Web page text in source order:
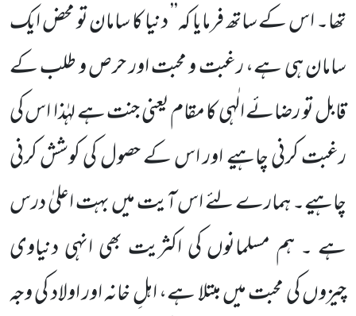
تھا۔ اس کے ساتھ فرمایا کہ’’ دنیا کا سامان تو محض ایک
سامان ہی ہے، رغبت و محبت اور حرص و طلب کے
قابل تو رضائے الٰہی کا مقام یعنی جنت ہے لہٰذا اس کی
رغبت کرنی چاہیے اور اس کے حصول کی کوشش کرنی
چاہیے۔ ہمارے لئے اس آیت میں بہت اعلیٰ درس
ہے ۔ ہم مسلمانوں کی اکثریت بھی انہی دنیاوی
چیزوں کی محبت میں مبتلا ہے، اہلِ خانہ اور اولاد کی وجہ